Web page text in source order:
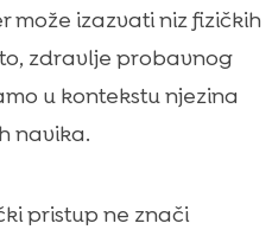
može izazvati niz fizičkih
zdravlje probavnog
u kontekstu njezina
navika.
pristup ne znači